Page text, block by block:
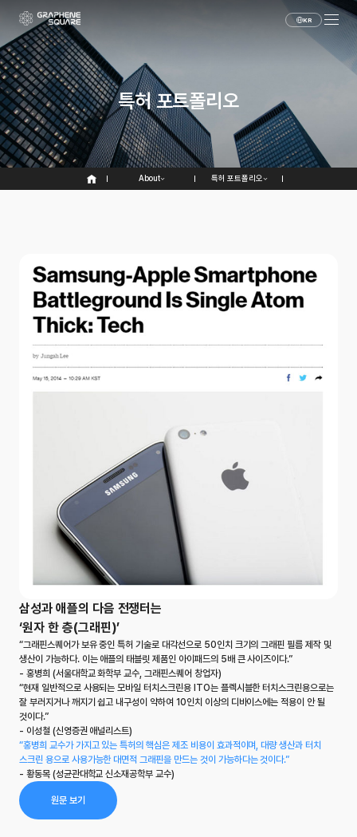
KR
특허 포트폴리오
About 특허 포트폴리오
삼성과 애플의 다음 전쟁터는
‘원자 한 층(그래핀)’
“그래핀스퀘어가 보유 중인 특허 기술로 대각선으로 50인치 크기의 그래핀 필름 제작 및
생산이 가능하다. 이는 애플의 태블릿 제품인 아이패드의 5배 큰 사이즈이다.”
- 홍병희 (서울대학교 화학부 교수, 그래핀스퀘어 창업자)
“현재 일반적으로 사용되는 모바일 터치스크린용 ITO는 플렉시블한 터치스크린용으로는
잘 부러지거나 깨지기 쉽고 내구성이 약하여 10인치 이상의 디바이스에는 적용이 안 될
것이다.”
- 이성철 (신영증권 애널리스트)
“홍병희 교수가 가지고 있는 특허의 핵심은 제조 비용이 효과적이며, 대량 생산과 터치
스크린 용으로 사용가능한 대면적 그래핀을 만드는 것이 가능하다는 것이다.”
- 황동목 (성균관대학교 신소재공학부 교수)
원문 보기